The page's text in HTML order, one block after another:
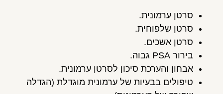
סרטן ערמונית.
סרטן שלפוחית.
סרטן אשכים.
בירור PSA גבוה.
אבחון והערכת סיכון לסרטן ערמונית.
טיפולים בבעיות של ערמונית מוגדלת (הגדלה